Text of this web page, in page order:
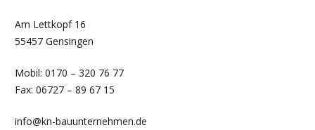
Am Lettkopf 16
55457 Gensingen
Mobil: 0170 – 320 76 77
Fax: 06727 – 89 67 15
info@kn-bauunternehmen.de